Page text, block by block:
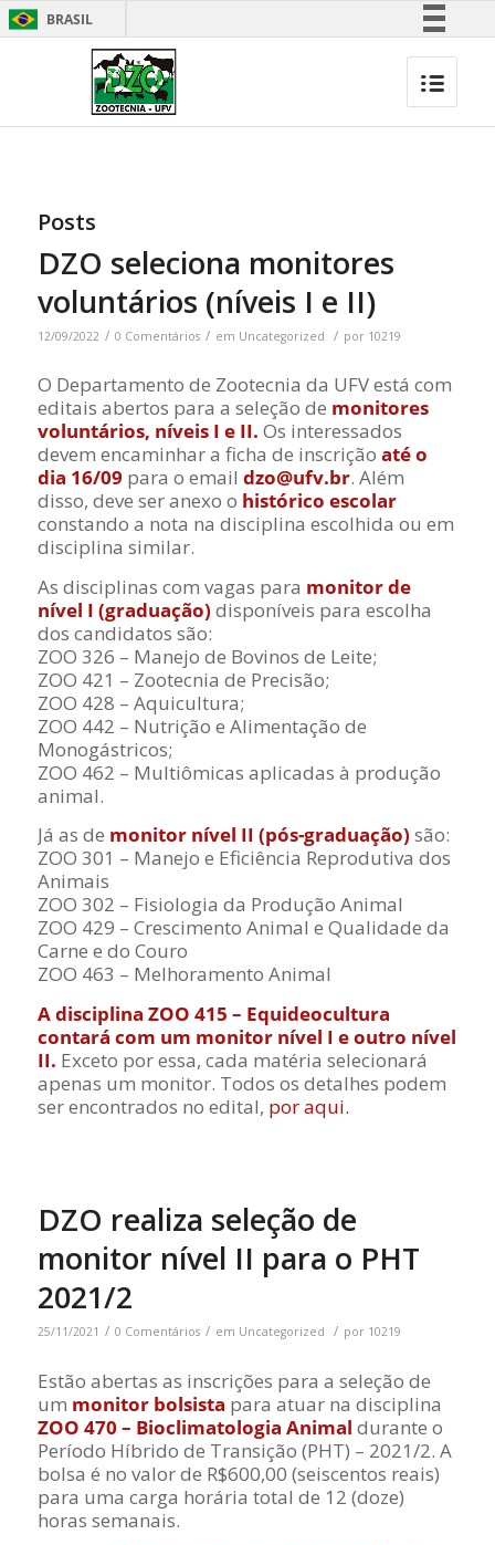
BRASIL
Posts
DZO seleciona monitores
voluntários (níveis I e II)
12/09/2022 / 0 Comentários / em Uncategorized / por 10219
O Departamento de Zootecnia da UFV está com
editais abertos para a seleção de monitores
voluntários, níveis I e II. Os interessados
devem encaminhar a ficha de inscrição até o
dia 16/09 para o email dzo@ufv.br. Além
disso, deve ser anexo o histórico escolar
constando a nota na disciplina escolhida ou em
disciplina similar.
As disciplinas com vagas para monitor de
nível I (graduação) disponíveis para escolha
dos candidatos são:
ZOO 326 – Manejo de Bovinos de Leite;
ZOO 421 – Zootecnia de Precisão;
ZOO 428 – Aquicultura;
ZOO 442 – Nutrição e Alimentação de
Monogástricos;
ZOO 462 – Multiômicas aplicadas à produção
animal.
Já as de monitor nível II (pós-graduação) são:
ZOO 301 – Manejo e Eficiência Reprodutiva dos
Animais
ZOO 302 – Fisiologia da Produção Animal
ZOO 429 – Crescimento Animal e Qualidade da
Carne e do Couro
ZOO 463 – Melhoramento Animal
A disciplina ZOO 415 – Equideocultura
contará com um monitor nível I e outro nível
II. Exceto por essa, cada matéria selecionará
apenas um monitor. Todos os detalhes podem
ser encontrados no edital, por aqui.
DZO realiza seleção de
monitor nível II para o PHT
2021/2
25/11/2021 / 0 Comentários / em Uncategorized / por 10219
Estão abertas as inscrições para a seleção de
um monitor bolsista para atuar na disciplina
ZOO 470 – Bioclimatologia Animal durante o
Período Híbrido de Transição (PHT) – 2021/2. A
bolsa é no valor de R$600,00 (seiscentos reais)
para uma carga horária total de 12 (doze)
horas semanais.